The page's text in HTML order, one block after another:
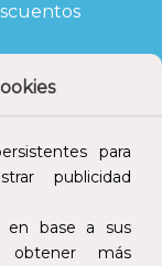
para
publicidad
en base a sus
obtener más